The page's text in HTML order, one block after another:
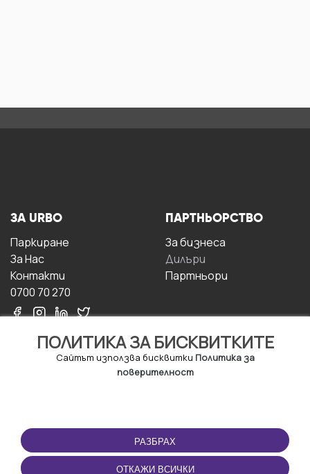
ПОЛИТИКА ЗА БИСКВИТКИТЕ
Сайтът използва бисквитки Политика за
поверителност
РАЗБРАХ
ОТКАЖИ ВСИЧКИ
ЗА URBO
Паркиране
За Hас
Контакти
0700 70 270
ПАРТНЬОРСТВО
За бизнесa
Дилъри
Партньори
ПОЛЗВАНЕ
Правила и условия за
ползване
ПРИЛОЖЕНИЕТО